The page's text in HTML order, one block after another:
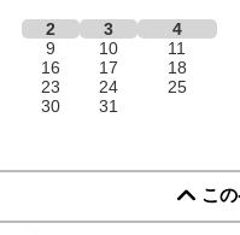
2
3 4
9
10 11
16
17 18
23
24 25
30
31
こ